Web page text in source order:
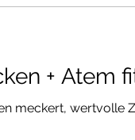
+ Atem
meckert, wertvolle